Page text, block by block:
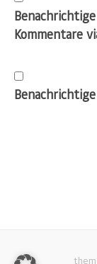
Kommentare